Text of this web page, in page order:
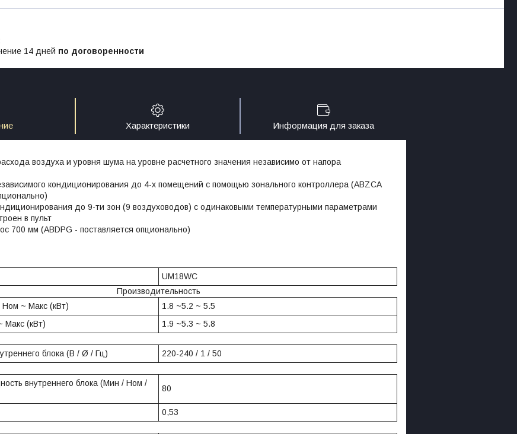
14 дней по договоренности
Характеристики Информация для заказа
воздуха и уровня шума на уровне расчетного значения независимо от напора
кондиционирования до 4-х помещений с помощью зонального контроллера (ABZCA
до 9-ти зон (9 воздуховодов) с одинаковыми температурными параметрами
в пульт
700 мм (ABDPG - поставляется опционально)
UM18WC
Производительность
~ Макс (кВт)
1.8 ~5.2 ~ 5.5
Макс (кВт)
1.9 ~5.3 ~ 5.8
блока (В / Ø / Гц) 220-240 / 1 / 50
внутреннего блока (Мин / Ном /
80
0,53